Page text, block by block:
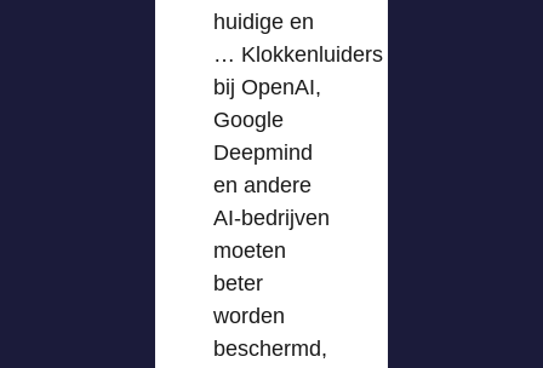
huidige en
… Klokkenluiders
bij OpenAI,
Google
Deepmind
en andere
AI-bedrijven
moeten
beter
worden
beschermd,